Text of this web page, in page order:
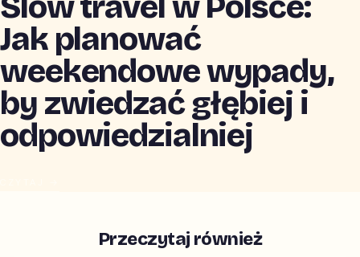
Jak planować
weekendowe wypady,
by zwiedzać głębiej i
odpowiedzialniej
Przeczytaj również